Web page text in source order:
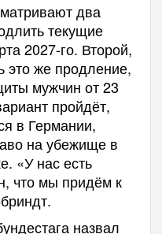
два
текущие
2027-го. Второй,
это же продление,
мужчин от 23
пройдёт,
в Германии,
на убежище в
«У нас есть
что мы придём к
назвал